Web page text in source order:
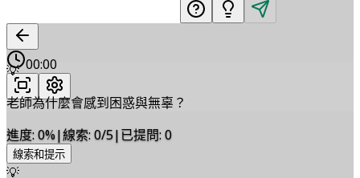
00:00
💡
老師為什麼會感到困惑與無辜？
進度:0%|線索:0/5|已提問:0
線索和提示
💡